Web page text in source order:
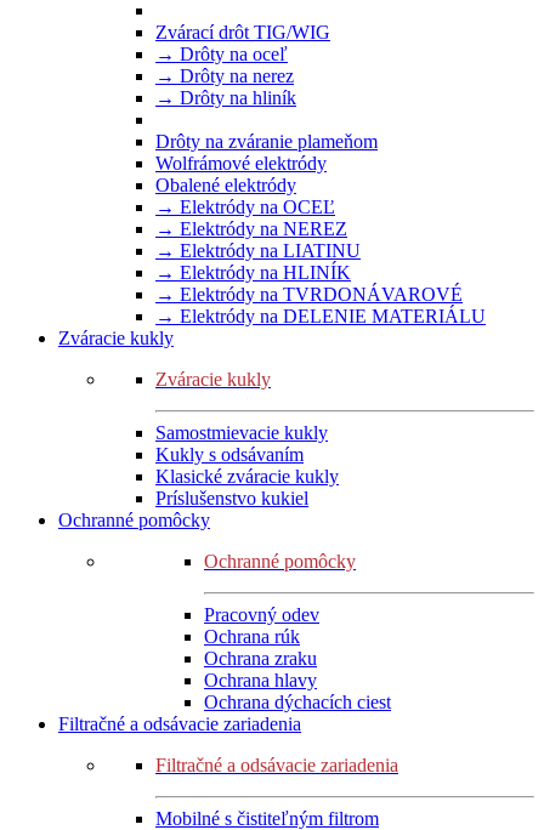
Zvárací drôt TIG/WIG
→ Drôty na oceľ
→ Drôty na nerez
→ Drôty na hliník
Drôty na zváranie plameňom
Wolfrámové elektródy
Obalené elektródy
→ Elektródy na OCEĽ
→ Elektródy na NEREZ
→ Elektródy na LIATINU
→ Elektródy na HLINÍK
→ Elektródy na TVRDONÁVAROVÉ
→ Elektródy na DELENIE MATERIÁLU
Zváracie kukly
Zváracie kukly
Samostmievacie kukly
Kukly s odsávaním
Klasické zváracie kukly
Príslušenstvo kukiel
Ochranné pomôcky
Ochranné pomôcky
Pracovný odev
Ochrana rúk
Ochrana zraku
Ochrana hlavy
Ochrana dýchacích ciest
Filtračné a odsávacie zariadenia
Filtračné a odsávacie zariadenia
Mobilné s čistiteľným filtrom